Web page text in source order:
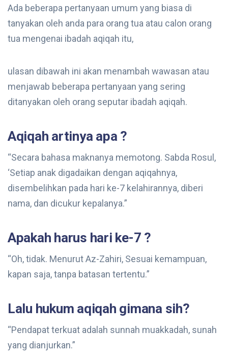
Ada beberapa pertanyaan umum yang biasa di
tanyakan oleh anda para orang tua atau calon orang
tua mengenai ibadah aqiqah itu,
ulasan dibawah ini akan menambah wawasan atau
menjawab beberapa pertanyaan yang sering
ditanyakan oleh orang seputar ibadah aqiqah.
Aqiqah artinya apa ?
“Secara bahasa maknanya memotong. Sabda Rosul,
‘Setiap anak digadaikan dengan aqiqahnya,
disembelihkan pada hari ke-7 kelahirannya, diberi
nama, dan dicukur kepalanya.”
Apakah harus hari ke-7 ?
“Oh, tidak. Menurut Az-Zahiri, Sesuai kemampuan,
kapan saja, tanpa batasan tertentu.”
Lalu hukum aqiqah gimana sih?
“Pendapat terkuat adalah sunnah muakkadah, sunah
yang dianjurkan.”